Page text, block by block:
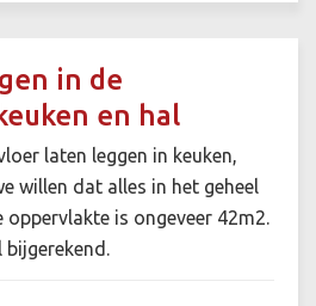
in de
en hal
laten leggen in keuken,
willen dat alles in het geheel
oppervlakte is ongeveer 42m2.
bijgerekend.